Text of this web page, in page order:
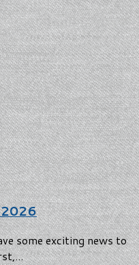
some exciting news to